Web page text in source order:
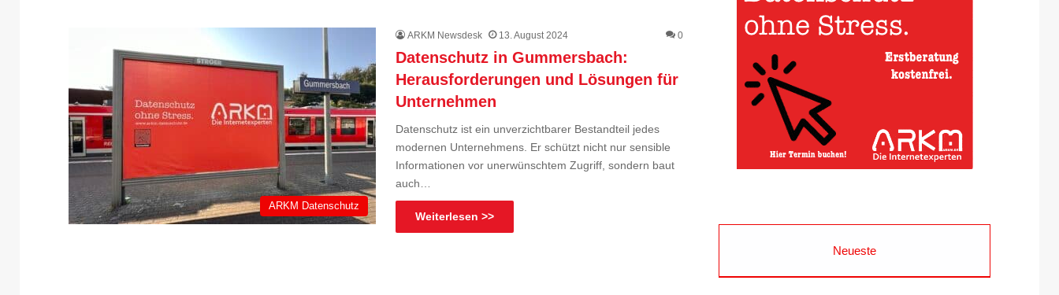
ARKM Datenschutz
ARKM Newsdesk 13. August 2024 0
Datenschutz in Gummersbach:
Herausforderungen und Lösungen für
Unternehmen
Datenschutz ist ein unverzichtbarer Bestandteil jedes
modernen Unternehmens. Er schützt nicht nur sensible
Informationen vor unerwünschtem Zugriff, sondern baut
auch…
Weiterlesen >>
Neueste